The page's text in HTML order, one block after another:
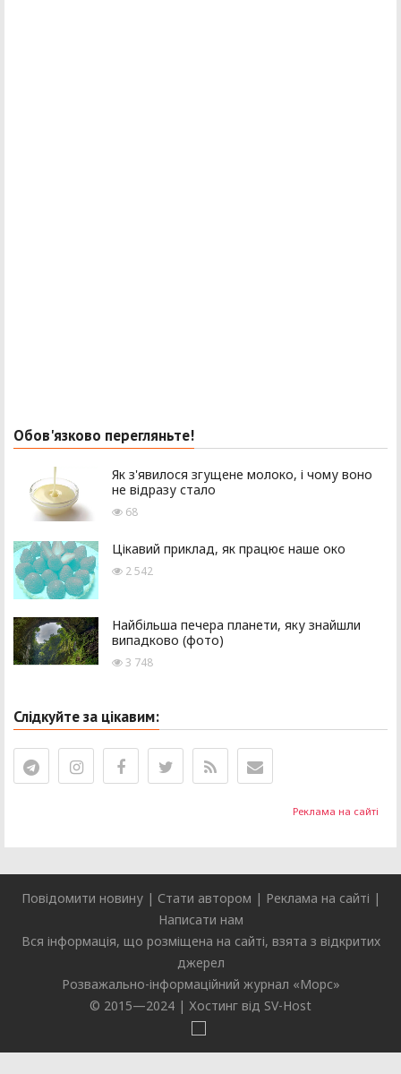
Реклама на сайті
Обов'язково перегляньте!
Як з'явилося згущене молоко, і чому воно
не відразу стало
68
Цікавий приклад, як працює наше око
2 542
Найбільша печера планети, яку знайшли
випадково (фото)
3 748
Слідкуйте за цікавим:
Повідомити новину| Стати автором | Реклама на сайті |
Написати нам
Вся інформація, що розміщена на сайті, взята з відкритих
джерел
Розважально-інформаційний журнал «Морс»
© 2015—2024 | Хостинг від SV-Host